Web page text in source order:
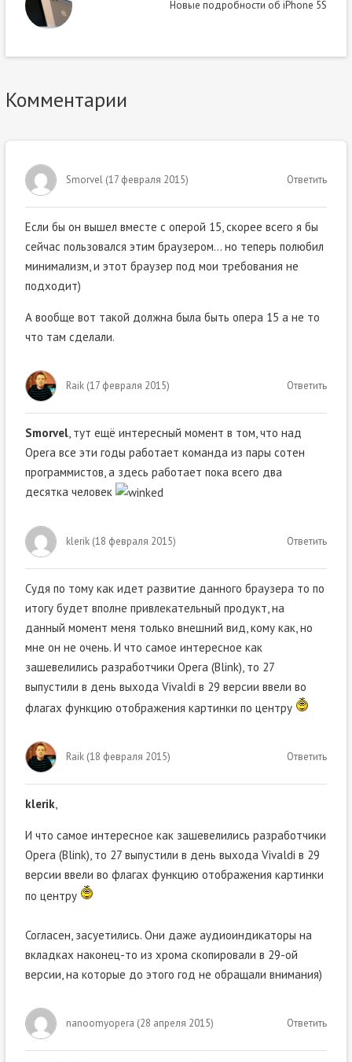
Новые подробности об iPhone 5S
Комментарии
Smorvel(17 февраля 2015) Ответить
Если бы он вышел вместе с оперой 15, скорее всего я бы
сейчас пользовался этим браузером… но теперь полюбил
минимализм, и этот браузер под мои требования не
подходит)
А вообще вот такой должна была быть опера 15 а не то
что там сделали.
Raik(17 февраля 2015) Ответить
Smorvel, тут ещё интересный момент в том, что над
Opera все эти годы работает команда из пары сотен
программистов, а здесь работает пока всего два
десятка человек
klerik(18 февраля 2015) Ответить
Судя по тому как идет развитие данного браузера то по
итогу будет вполне привлекательный продукт, на
данный момент меня только внешний вид, кому как, но
мне он не очень. И что самое интересное как
зашевелились разработчики Opera (Blink), то 27
выпустили в день выхода Vivaldi в 29 версии ввели во
флагах функцию отображения картинки по центру
Raik(18 февраля 2015) Ответить
klerik,
И что самое интересное как зашевелились разработчики
Opera (Blink), то 27 выпустили в день выхода Vivaldi в 29
версии ввели во флагах функцию отображения картинки
по центру
Согласен, засуетились. Они даже аудиоиндикаторы на
вкладках наконец-то из хрома скопировали в 29-ой
версии, на которые до этого год не обращали внимания)
nanoomyopera (28 апреля 2015) Ответить